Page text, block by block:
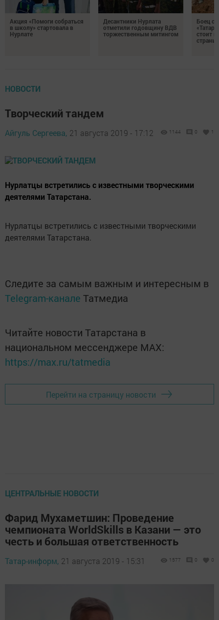
Акция «Помоги собраться
в школу» стартовала в
Нурлате
Десантники Нурлата
отметили годовщину ВДВ
торжественным митингом
Боец с
стоит
страны
НОВОСТИ
Творческий тандем
Айгуль Сергеева, 21 августа 2019 - 17:12 1144 0 1
Нурлатцы встретились с известными творческими
деятелями Татарстана.
Нурлатцы встретились с известными творческими
деятелями Татарстана.
Следите за самым важным и интересным в
Telegram-канале Татмедиа
Читайте новости Татарстана в
национальном мессенджере MАХ:
https://max.ru/tatmedia
Перейти на страницу новости
ЦЕНТРАЛЬНЫЕ НОВОСТИ
Фарид Мухаметшин: Проведение
чемпионата WorldSkills в Казани — это
честь и большая ответственность
Татар-информ, 21 августа 2019 - 15:31 1577 0 0